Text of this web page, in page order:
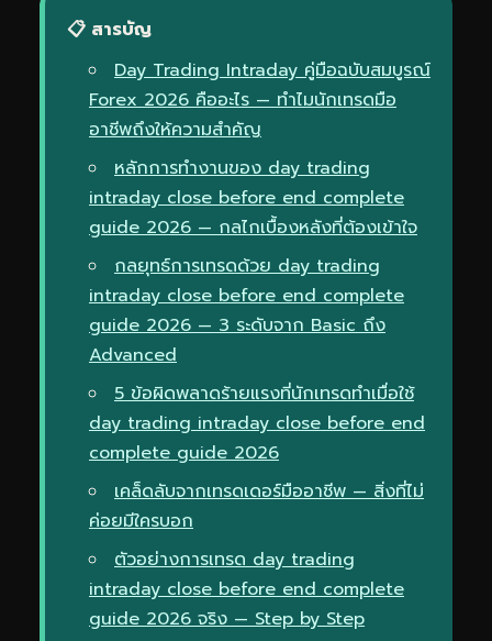
📋 สารบัญ
Day Trading Intraday คู่มือฉบับสมบูรณ์
Forex 2026 คืออะไร — ทำไมนักเทรดมือ
อาชีพถึงให้ความสำคัญ
หลักการทำงานของ day trading
intraday close before end complete
guide 2026 — กลไกเบื้องหลังที่ต้องเข้าใจ
กลยุทธ์การเทรดด้วย day trading
intraday close before end complete
guide 2026 — 3 ระดับจาก Basic ถึง
Advanced
5 ข้อผิดพลาดร้ายแรงที่นักเทรดทำเมื่อใช้
day trading intraday close before end
complete guide 2026
เคล็ดลับจากเทรดเดอร์มืออาชีพ — สิ่งที่ไม่
ค่อยมีใครบอก
ตัวอย่างการเทรด day trading
intraday close before end complete
guide 2026 จริง — Step by Step